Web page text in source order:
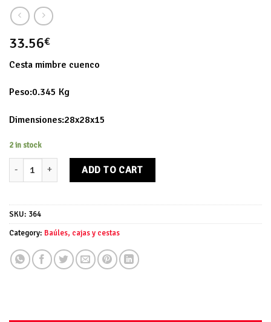
33.56€
Cesta mimbre cuenco
Peso:0.345 Kg
Dimensiones:28x28x15
2 in stock
Cesta mimbre cuenco quantity
ADD TO CART
SKU: 364
Category: Baúles, cajas y cestas